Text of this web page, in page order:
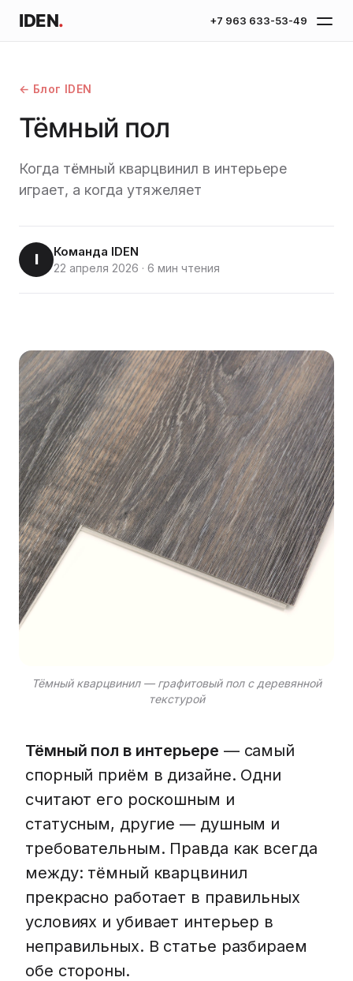
IDEN. +7 963 633-53-49
← Блог IDEN
Тёмный пол
Когда тёмный кварцвинил в интерьере
играет, а когда утяжеляет
I Команда IDEN
22 апреля 2026 · 6 мин чтения
Тёмный кварцвинил — графитовый пол с деревянной
текстурой
Тёмный пол в интерьере — самый
спорный приём в дизайне. Одни
считают его роскошным и
статусным, другие — душным и
требовательным. Правда как всегда
между: тёмный кварцвинил
прекрасно работает в правильных
условиях и убивает интерьер в
неправильных. В статье разбираем
обе стороны.